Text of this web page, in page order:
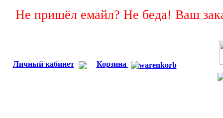
Не пришёл емайл? Не беда! Ваш
Личный кабинет Корзина